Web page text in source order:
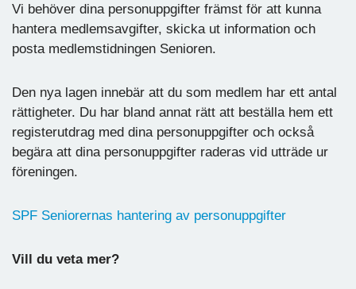
Vi behöver dina personuppgifter främst för att kunna
hantera medlemsavgifter, skicka ut information och
posta medlemstidningen Senioren.
Den nya lagen innebär att du som medlem har ett antal
rättigheter. Du har bland annat rätt att beställa hem ett
registerutdrag med dina personuppgifter och också
begära att dina personuppgifter raderas vid utträde ur
föreningen.
SPF Seniorernas hantering av personuppgifter
Vill du veta mer?